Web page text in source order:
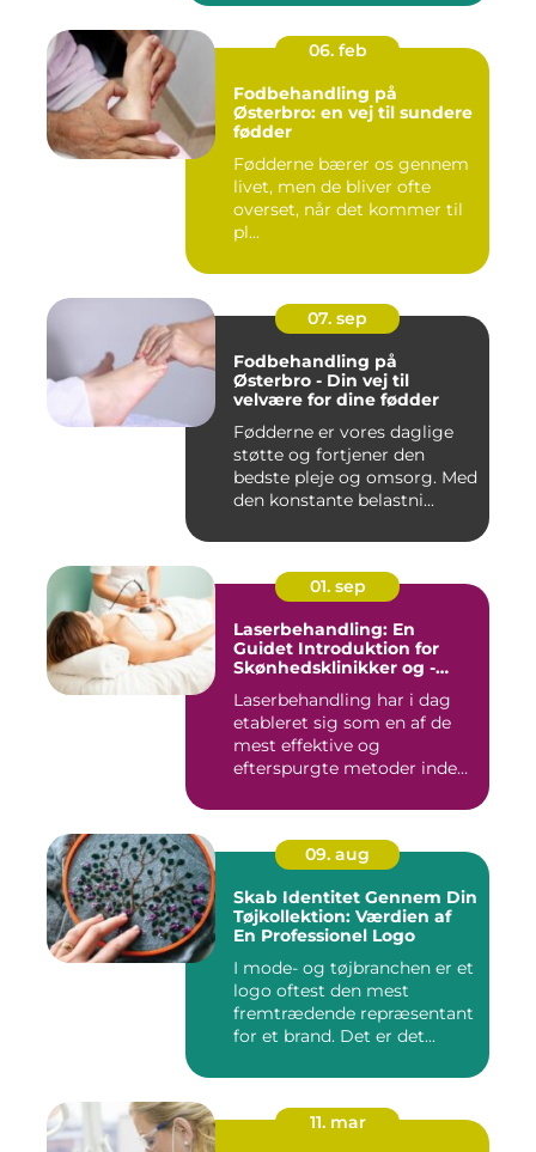
06. feb
Fodbehandling på
Østerbro: en vej til sundere
fødder
Fødderne bærer os gennem
livet, men de bliver ofte
overset, når det kommer til
pl...
07. sep
Fodbehandling på
Østerbro - Din vej til
velvære for dine fødder
Fødderne er vores daglige
støtte og fortjener den
bedste pleje og omsorg. Med
den konstante belastni...
01. sep
Laserbehandling: En
Guidet Introduktion for
Skønhedsklinikker og -
Laserbehandling har i dag
etableret sig som en af de
mest effektive og
efterspurgte metoder inden
09. aug
Skab Identitet Gennem Din
Tøjkollektion: Værdien af
En Professionel Logo
I mode- og tøjbranchen er et
logo oftest den mest
fremtrædende repræsentant
for et brand. Det er det...
11. mar